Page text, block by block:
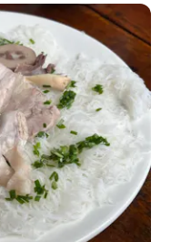
vệ sinh do lượng khách
"ngon - bổ - rẻ" đáng
Sơn.